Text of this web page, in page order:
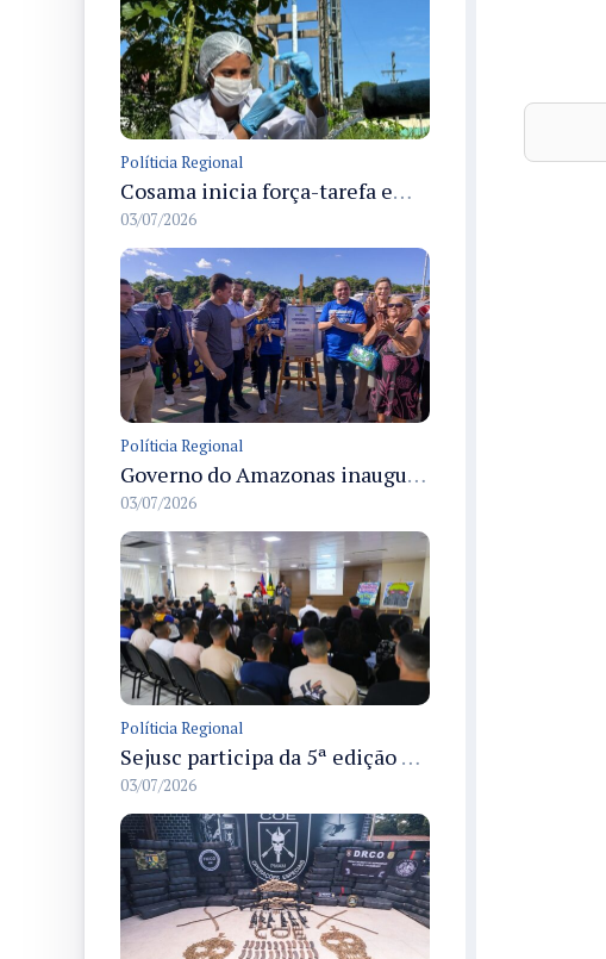
Políticia Regional
Cosama inicia força-tarefa em Anamã para fortalecer abastecimento de água e segurança hídrica da população
03/07/2026
Políticia Regional
Governo do Amazonas inaugura primeiro Castramóvel Fluvial para atendimento veterinário às comunidades ribeirinhas e castração gratuita
03/07/2026
Políticia Regional
Sejusc participa da 5ª edição do Caminhos Literários com foco na cultura hip-hop nas unidades socioeducativas
03/07/2026